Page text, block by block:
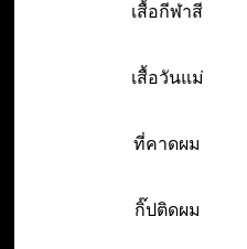
เสื้อกีฬาสี
เสื้อวันแม่
ที่คาดผม
กิ๊ปติดผม